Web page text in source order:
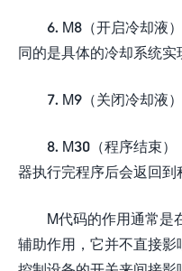
6. M8（开启冷却液
同的是具体的冷却系统实
7. M9（关闭冷却液
8. M30（程序结束
器执行完程序后会返回到
M代码的作用通常是
辅助作用，它并不直接